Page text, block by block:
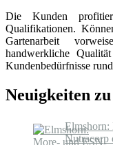
Die Kunden
Qualifikationen.
Gartenarbeit
handwerkliche
Kundenbedürfnisse
Neuigkeiten
Elmshorn:
Nutracorp